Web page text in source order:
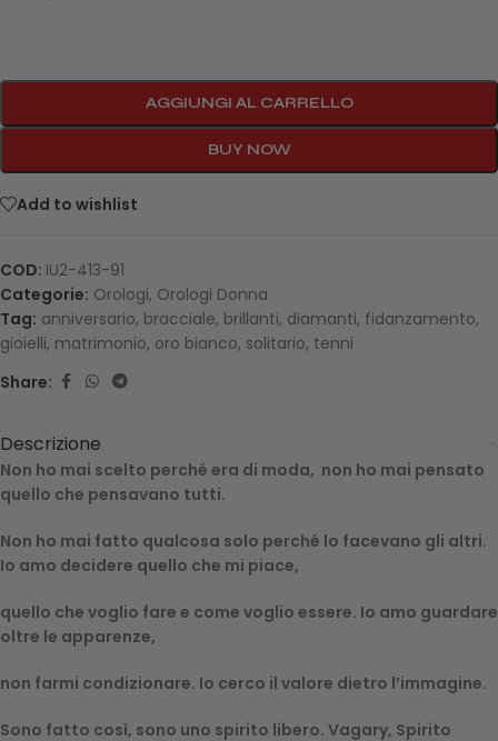
AGGIUNGI AL CARRELLO
BUY NOW
Add to wishlist
COD: IU2-413-91
Categorie: Orologi, Orologi Donna
Tag: anniversario, bracciale, brillanti, diamanti, fidanzamento,
gioielli, matrimonio, oro bianco, solitario, tenni
Share:
Descrizione
Non ho mai scelto perché era di moda, non ho mai pensato
quello che pensavano tutti.
Non ho mai fatto qualcosa solo perché lo facevano gli altri.
Io amo decidere quello che mi piace,
quello che voglio fare e come voglio essere. Io amo guardare
oltre le apparenze,
non farmi condizionare. Io cerco il valore dietro l’immagine.
Sono fatto così, sono uno spirito libero. Vagary, Spirito